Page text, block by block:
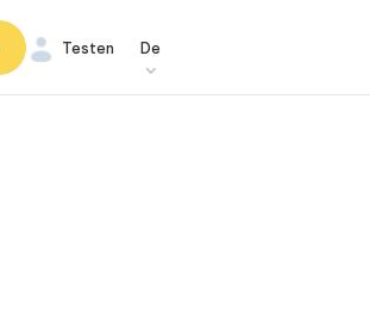
De
Testen